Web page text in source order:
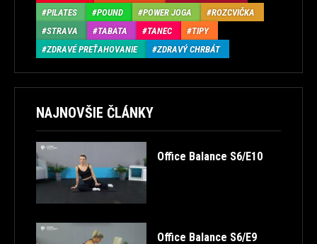
PILATES
POUND POWER JOGA
ROZCVIČKA
STRAVA
TABATA TANEC
TIPY
ZDRAVÉ PREŤAHOVANIE
ZDRAVÝ CHRBÁT
NAJNOVŠIE ČLÁNKY
Office Balance S6/E10
Office Balance S6/E9